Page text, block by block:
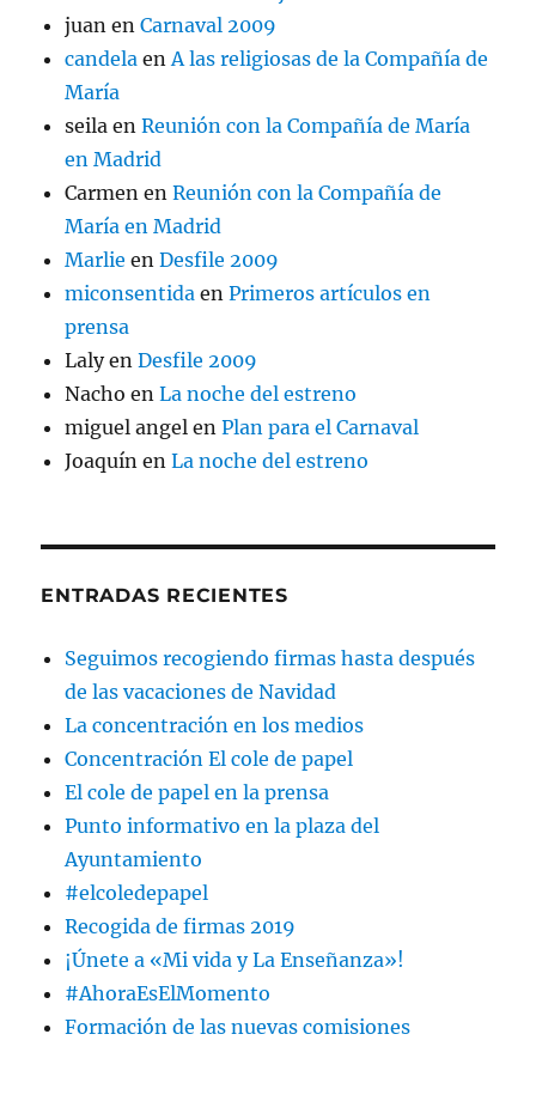
juan enCarnaval 2009
candela enA las religiosas de la Compañía de
María
seila enReunión con la Compañía de María
en Madrid
Carmen enReunión con la Compañía de
María en Madrid
Marlie enDesfile 2009
miconsentida enPrimeros artículos en
prensa
LalyenDesfile 2009
Nacho enLa noche del estreno
miguel angel enPlan para el Carnaval
Joaquín enLa noche del estreno
ENTRADAS RECIENTES
Seguimos recogiendo firmas hasta después
de las vacaciones de Navidad
La concentración en los medios
Concentración El cole de papel
El cole de papel en la prensa
Punto informativo en la plaza del
Ayuntamiento
#elcoledepapel
Recogida de firmas 2019
¡Únete a «Mi vida y La Enseñanza»!
#AhoraEsElMomento
Formación de las nuevas comisiones